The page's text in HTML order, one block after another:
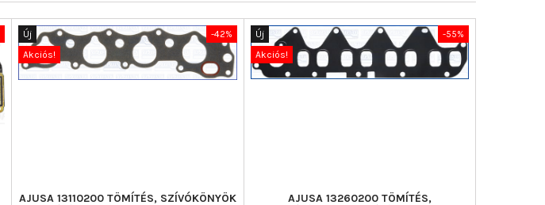
-42%
Új
Akciós!
AJUSA 13110200 TÖMÍTÉS, SZÍVÓKÖNYÖK
-55%
Új
Akciós!
AJUSA 13260200 TÖMÍTÉS,